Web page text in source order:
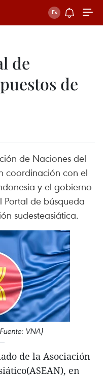
de
de
de Naciones del
coordinación con el
y el gobierno
de búsqueda
sudesteasiática.
VNA)
de la Asociación
en